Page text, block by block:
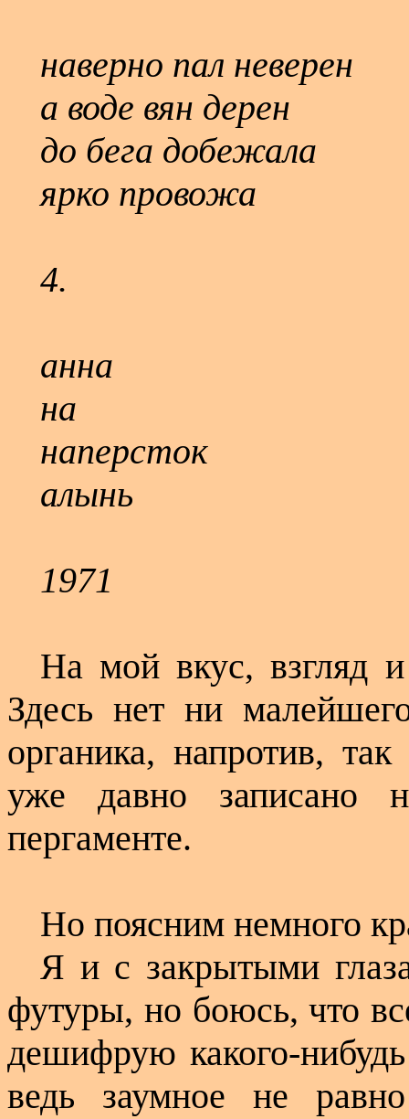
наверно пал неверен
а воде вян дерен
до бега добежала
ярко провожа
4.
анна
на
наперсток
алынь
1971
На мой вкус, взгляд
Здесь нет ни
органика, напротив,
уже давно записано
пергаменте.
Но поясним немного
Я и с закрытыми
футуры, но боюсь, что
дешифрую какого-
ведь заумное не